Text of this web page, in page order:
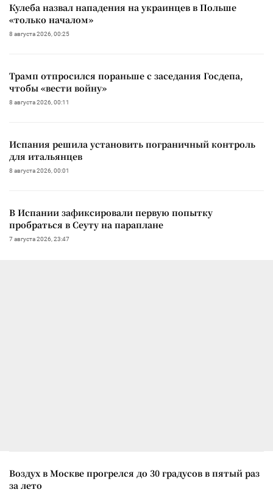
Кулеба назвал нападения на украинцев в Польше
«только началом»
8 августа 2026, 00:25
Трамп отпросился пораньше с заседания Госдепа,
чтобы «вести войну»
8 августа 2026, 00:11
Испания решила установить пограничный контроль
для итальянцев
8 августа 2026, 00:01
В Испании зафиксировали первую попытку
пробраться в Сеуту на параплане
7 августа 2026, 23:47
Воздух в Москве прогрелся до 30 градусов в пятый раз
за лето